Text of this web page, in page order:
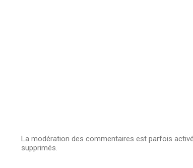
E
La modération des commentaires est parfois
supprimés.